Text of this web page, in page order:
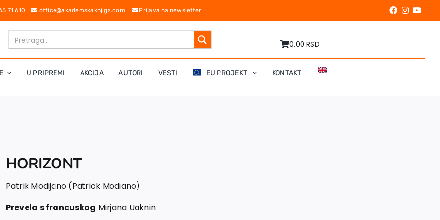
65 71 610 office@akademskaknjiga.com Prijava na newsletter
0,00 RSD
U PRIPREMI AKCIJA AUTORI VESTI EU PROJEKTI KONTAKT
HORIZONT
Patrik Modijano (Patrick Modiano)
Prevela s francuskog Mirjana Uaknin